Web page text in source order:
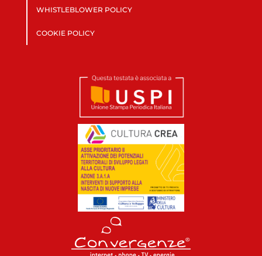
WHISTLEBLOWER POLICY
COOKIE POLICY